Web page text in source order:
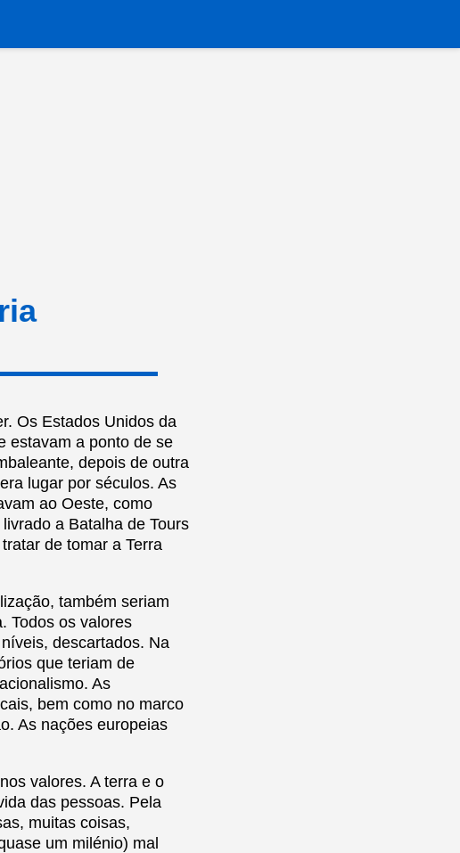
Os Estados Unidos da
estavam a ponto de se
depois de outra
lugar por séculos. As
ao Oeste, como
a Batalha de Tours
de tomar a Terra
também seriam
Todos os valores
descartados. Na
que teriam de
As
bem como no marco
As nações europeias
valores. A terra e o
das pessoas. Pela
muitas coisas,
um milénio) mal